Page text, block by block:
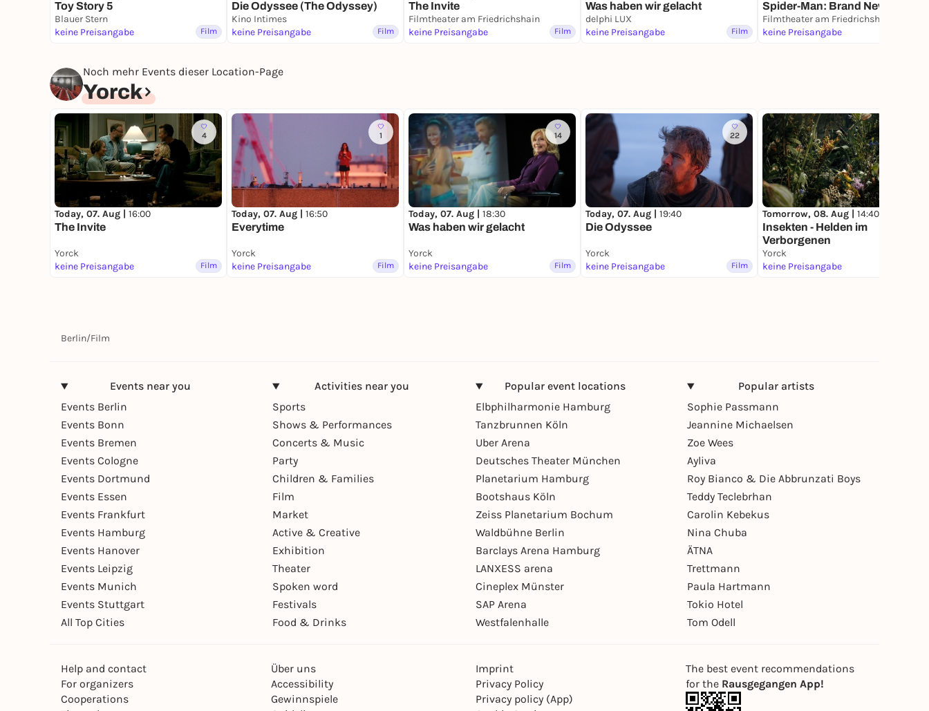
Toy Story 5
Blauer Stern
keine Preisangabe
Film
Die Odyssee (The Odyssey)
Kino Intimes
keine Preisangabe
Film
The Invite
Filmtheater am Friedrichshain
keine Preisangabe
Film
Was haben wir gelacht
delphi LUX
keine Preisangabe
Film
Spider-Man: Brand New Day
Filmtheater am Friedrichshain
keine Preisangabe
Noch mehr Events dieser Location-Page
Yorck
4
Today, 07. Aug | 16:00
The Invite
Yorck
keine Preisangabe
Film
1
Today, 07. Aug | 16:50
Everytime
Yorck
keine Preisangabe
Film
14
Today, 07. Aug | 18:30
Was haben wir gelacht
Yorck
keine Preisangabe
Film
22
Today, 07. Aug | 19:40
Die Odyssee
Yorck
keine Preisangabe
Film
Tomorrow, 08. Aug | 14:40
Insekten - Helden im
Verborgenen
Yorck
keine Preisangabe
Berlin/Film
Events near you
Events Berlin
Events Bonn
Events Bremen
Events Cologne
Events Dortmund
Events Essen
Events Frankfurt
Events Hamburg
Events Hanover
Events Leipzig
Events Munich
Events Stuttgart
All Top Cities
Activities near you
Sports
Shows & Performances
Concerts & Music
Party
Children & Families
Film
Market
Active & Creative
Exhibition
Theater
Spoken word
Festivals
Food & Drinks
Popular event locations
Elbphilharmonie Hamburg
Tanzbrunnen Köln
Uber Arena
Deutsches Theater München
Planetarium Hamburg
Bootshaus Köln
Zeiss Planetarium Bochum
Waldbühne Berlin
Barclays Arena Hamburg
LANXESS arena
Cineplex Münster
SAP Arena
Westfalenhalle
Popular artists
Sophie Passmann
Jeannine Michaelsen
Zoe Wees
Ayliva
Roy Bianco & Die Abbrunzati Boys
Teddy Teclebrhan
Carolin Kebekus
Nina Chuba
ÄTNA
Trettmann
Paula Hartmann
Tokio Hotel
Tom Odell
Help and contact
For organizers
Cooperations
Über uns
Accessibility
Gewinnspiele
Imprint
Privacy Policy
Privacy policy (App)
The best event recommendations
for the Rausgegangen App!